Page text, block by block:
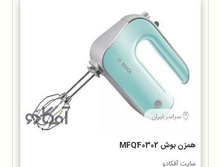
سراسر ایران
همزن بوش MFQ40302
سایت آفکادو